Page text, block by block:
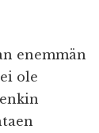
enemmän
ole